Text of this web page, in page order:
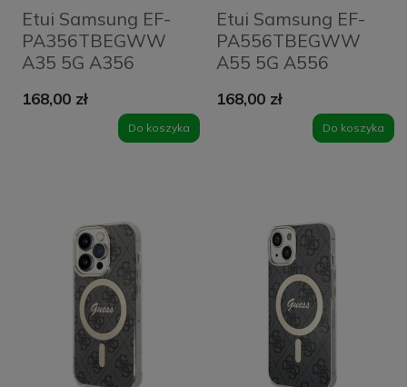
Etui Samsung EF-
PA356TBEGWW
A35 5G A356
Silicone Cover
168,00 zł
Do koszyka
Etui Samsung EF-
PA556TBEGWW
A55 5G A556
Silicone Cover
168,00 zł
Do koszyka